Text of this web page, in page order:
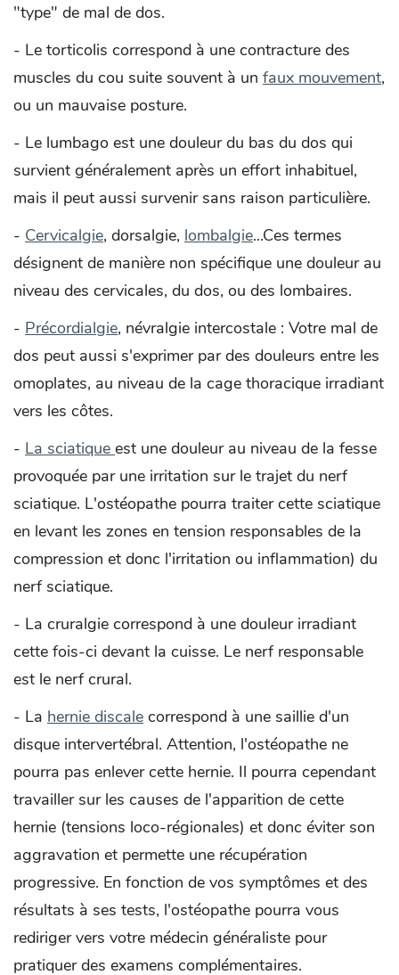
"type" de mal de dos.
- Le torticolis correspond à une contracture des
muscles du cou suite souvent à un faux mouvement,
ou un mauvaise posture.
- Le lumbago est une douleur du bas du dos qui
survient généralement après un effort inhabituel,
mais il peut aussi survenir sans raison particulière.
- Cervicalgie, dorsalgie, lombalgie...Ces termes
désignent de manière non spécifique une douleur au
niveau des cervicales, du dos, ou des lombaires.
- Précordialgie, névralgie intercostale : Votre mal de
dos peut aussi s'exprimer par des douleurs entre les
omoplates, au niveau de la cage thoracique irradiant
vers les côtes.
- La sciatique est une douleur au niveau de la fesse
provoquée par une irritation sur le trajet du nerf
sciatique. L'ostéopathe pourra traiter cette sciatique
en levant les zones en tension responsables de la
compression et donc l'irritation ou inflammation) du
nerf sciatique.
- La cruralgie correspond à une douleur irradiant
cette fois-ci devant la cuisse. Le nerf responsable
est le nerf crural.
- La hernie discale correspond à une saillie d'un
disque intervertébral. Attention, l'ostéopathe ne
pourra pas enlever cette hernie. Il pourra cependant
travailler sur les causes de l'apparition de cette
hernie (tensions loco-régionales) et donc éviter son
aggravation et permette une récupération
progressive. En fonction de vos symptômes et des
résultats à ses tests, l'ostéopathe pourra vous
rediriger vers votre médecin généraliste pour
pratiquer des examens complémentaires.